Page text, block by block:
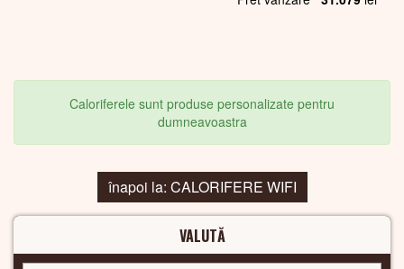
Caloriferele sunt produse personalizate pentru
dumneavoastra
înapoi la: CALORIFERE WIFI
VALUTĂ